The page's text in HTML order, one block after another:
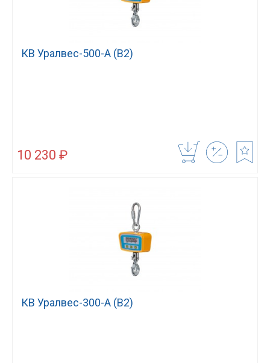
КВ Уралвес-500-А (В2)
10 230 ₽
КВ Уралвес-300-А (В2)